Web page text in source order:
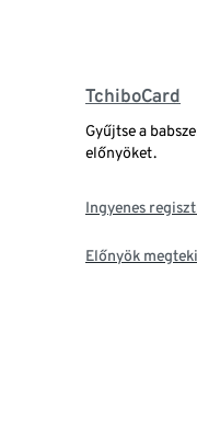
TchiboCard
Gyűjtse a
előnyöket.
Ingyenes
Előnyök